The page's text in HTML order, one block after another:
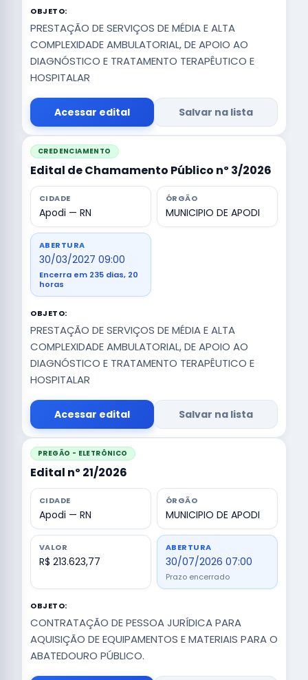
OBJETO:
PRESTAÇÃO DE SERVIÇOS DE MÉDIA E ALTA
COMPLEXIDADE AMBULATORIAL, DE APOIO AO
DIAGNÓSTICO E TRATAMENTO TERAPÊUTICO E
HOSPITALAR
Acessar edital Salvar na lista
CREDENCIAMENTO
Edital de Chamamento Público nº 3/2026
CIDADE
Apodi — RN
ÓRGÃO
MUNICIPIO DE APODI
ABERTURA
30/03/2027 09:00
Encerra em 235 dias, 20
horas
OBJETO:
PRESTAÇÃO DE SERVIÇOS DE MÉDIA E ALTA
COMPLEXIDADE AMBULATORIAL, DE APOIO AO
DIAGNÓSTICO E TRATAMENTO TERAPÊUTICO E
HOSPITALAR
Acessar edital Salvar na lista
PREGÃO - ELETRÔNICO
Edital nº 21/2026
CIDADE
Apodi — RN
ÓRGÃO
MUNICIPIO DE APODI
VALOR
R$ 213.623,77
ABERTURA
30/07/2026 07:00
Prazo encerrado
OBJETO:
CONTRATAÇÃO DE PESSOA JURÍDICA PARA
AQUISIÇÃO DE EQUIPAMENTOS E MATERIAIS PARA O
ABATEDOURO PÚBLICO.